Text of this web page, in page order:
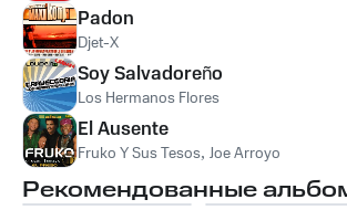
Padon
Djet-X
Soy Salvadoreño
Los Hermanos Flores
El Ausente
Fruko Y Sus Tesos, Joe Arroyo
Рекомендованные